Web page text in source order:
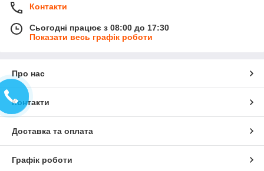
Контакти
Сьогодні працює з 08:00 до 17:30
Показати весь графік роботи
Про нас
Контакти
Доставка та оплата
Графік роботи